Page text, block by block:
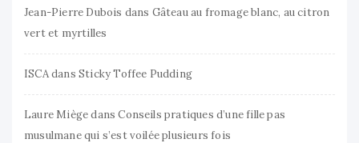
Jean-Pierre Dubois dans Gâteau au fromage blanc, au citron
vert et myrtilles
ISCAdans Sticky Toffee Pudding
Laure MiègedansConseils pratiques d’une fille pas
musulmane qui s’est voilée plusieurs fois